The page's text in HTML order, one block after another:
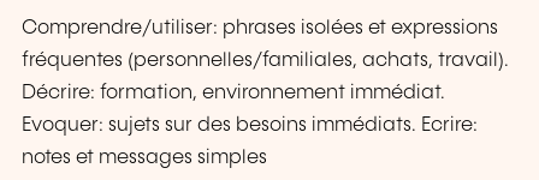
Comprendre/utiliser: phrases isolées et expressions
fréquentes (personnelles/familiales, achats, travail).
Décrire: formation, environnement immédiat.
Evoquer: sujets sur des besoins immédiats. Ecrire:
notes et messages simples